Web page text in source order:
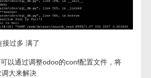
过多 满了
以通过调整odoo的conf配置文件，将
大来解决